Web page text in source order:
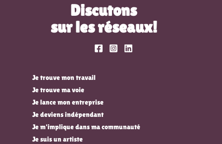
Discutons
sur les réseaux!
Je trouve mon travail
Je trouve ma voie
Je lance mon entreprise
Je deviens indépendant
Je m'implique dans ma communauté
Je suis un artiste